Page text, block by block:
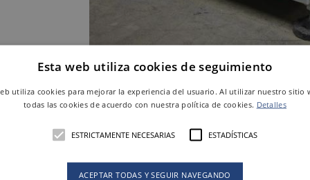
Este sello, es una marca colectiva de
que garantiza la seguridad de los
la garantía de que el producto cubre las
es conforme con las características de
calidad, definidas en base a la
Esta web utiliza cookies de seguimiento
utiliza cookies para mejorar la experiencia del usuario. Al utilizar nuestro sitio
todas las cookies de acuerdo con nuestra política de cookies. Detalles
ESTRICTAMENTE NECESARIAS ESTADÍSTICAS
ACEPTAR TODAS Y SEGUIR NAVEGANDO